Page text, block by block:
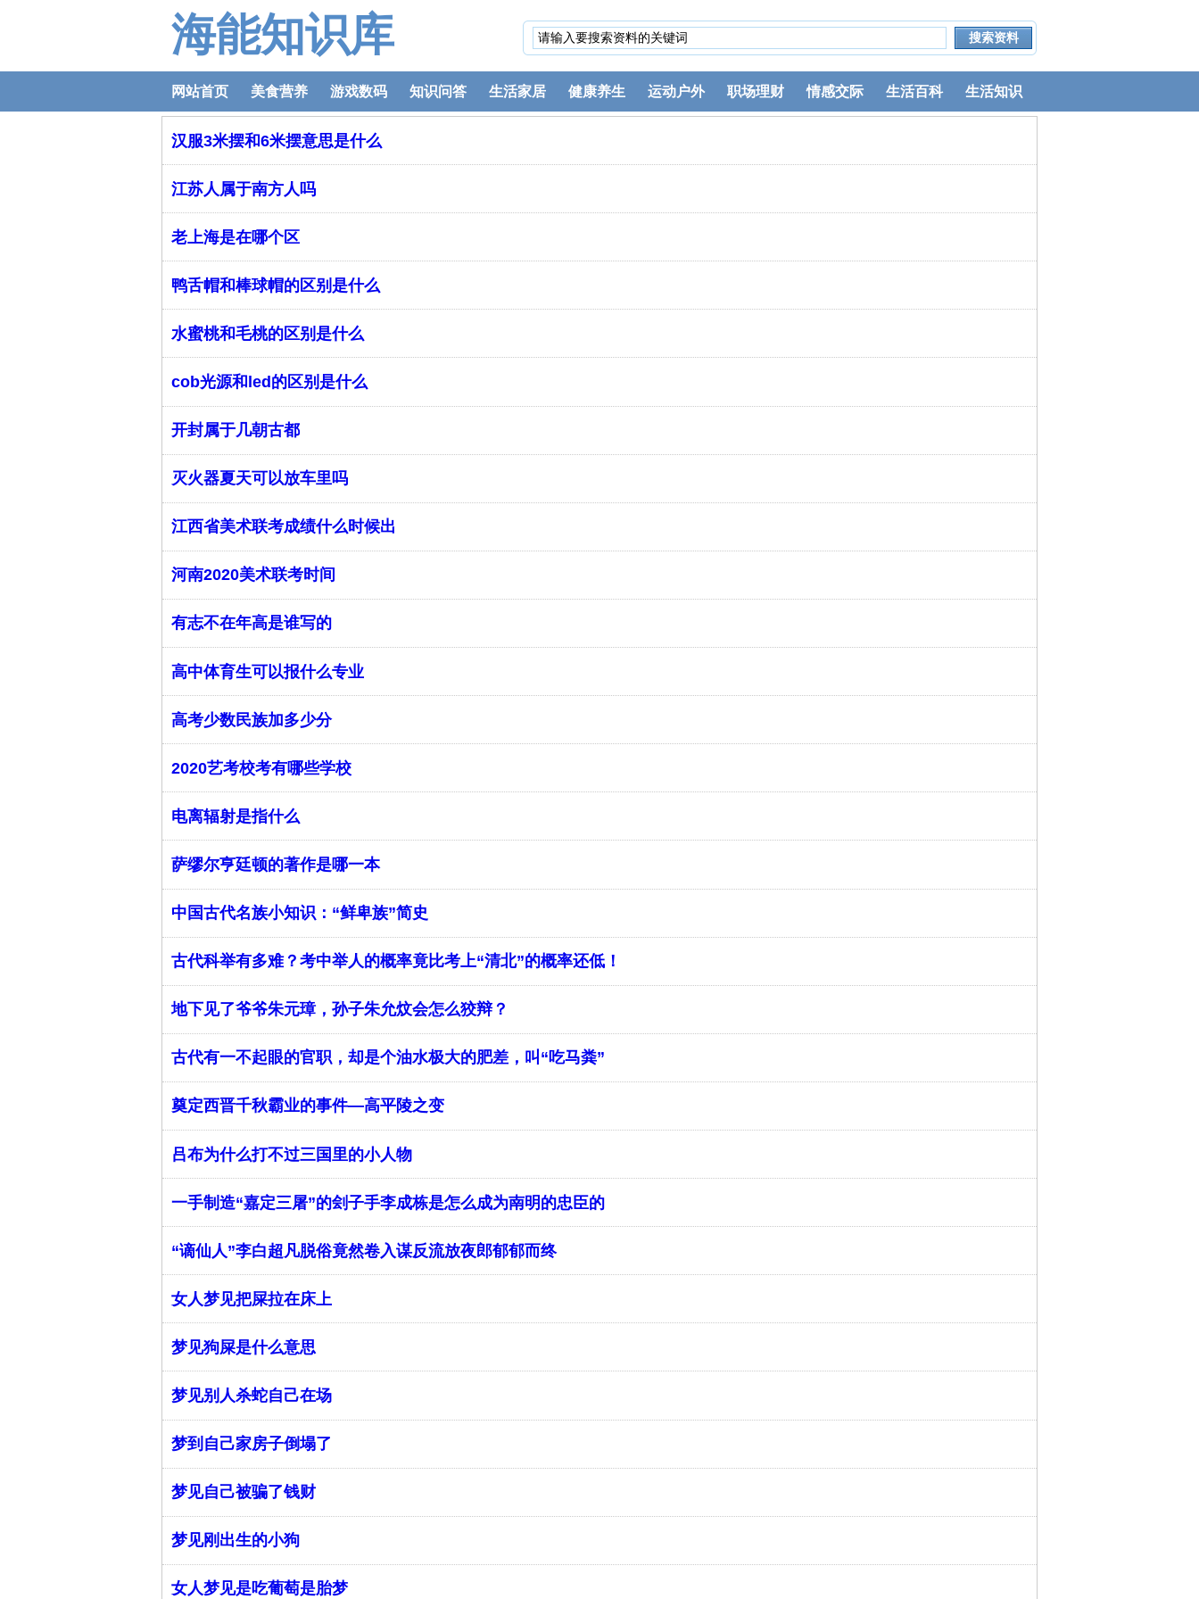
海能知识库
网站首页 美食营养 游戏数码 知识问答 生活家居 健康养生 运动户外 职场理财 情感交际 生活百科 生活知识
汉服3米摆和6米摆意思是什么
江苏人属于南方人吗
老上海是在哪个区
鸭舌帽和棒球帽的区别是什么
水蜜桃和毛桃的区别是什么
cob光源和led的区别是什么
开封属于几朝古都
灭火器夏天可以放车里吗
江西省美术联考成绩什么时候出
河南2020美术联考时间
有志不在年高是谁写的
高中体育生可以报什么专业
高考少数民族加多少分
2020艺考校考有哪些学校
电离辐射是指什么
萨缪尔亨廷顿的著作是哪一本
中国古代名族小知识：“鲜卑族”简史
古代科举有多难？考中举人的概率竟比考上“清北”的概率还低！
地下见了爷爷朱元璋，孙子朱允炆会怎么狡辩？
古代有一不起眼的官职，却是个油水极大的肥差，叫“吃马粪”
奠定西晋千秋霸业的事件—高平陵之变
吕布为什么打不过三国里的小人物
一手制造“嘉定三屠”的刽子手李成栋是怎么成为南明的忠臣的
“谪仙人”李白超凡脱俗竟然卷入谋反流放夜郎郁郁而终
女人梦见把屎拉在床上
梦见狗屎是什么意思
梦见别人杀蛇自己在场
梦到自己家房子倒塌了
梦见自己被骗了钱财
梦见刚出生的小狗
女人梦见是吃葡萄是胎梦